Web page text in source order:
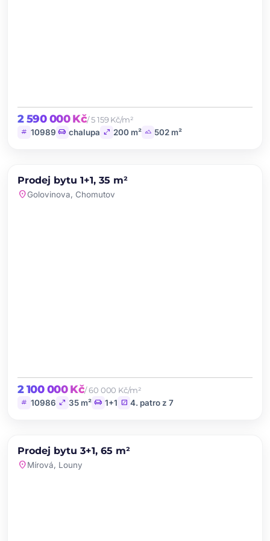
2 590 000 Kč/ 5 159 Kč/m²
tag 10989 chair chalupa open_in_full 200 m² landscape 502 m²
PRODEJ
Prodej bytu 1+1, 35 m²
location_onGolovinova, Chomutov
2 100 000 Kč/ 60 000 Kč/m²
tag 10986 open_in_full 35 m² chair 1+1 stairs 4. patro z 7
PRODEJ
Prodej bytu 3+1, 65 m²
location_onMírová, Louny